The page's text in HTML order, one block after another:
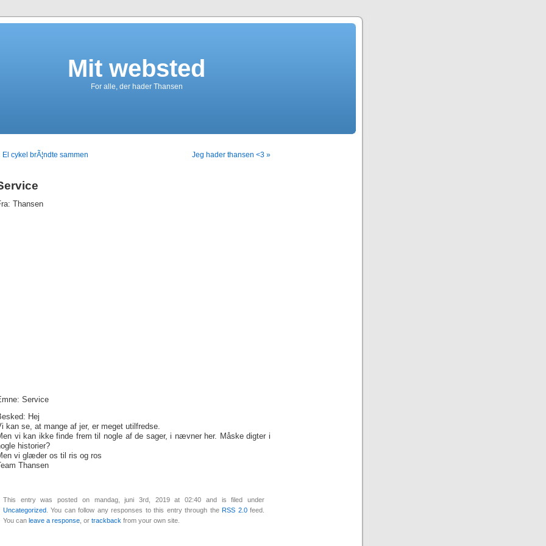
Mit websted
For alle, der hader Thansen
El cykel brÃ¦ndte sammen Jeg hader thansen <3 »
Thansen
Service
Hej
kan se, at mange af jer, er meget utilfredse.
vi kan ikke finde frem til nogle af de sager, i nævner her. Måske digter i
historier?
vi glæder os til ris og ros
Thansen
This entry was posted on mandag, juni 3rd, 2019 at 02:40 and is filed under
Uncategorized . You can follow any responses to this entry through the RSS 2.0feed.
You can leave a response , or trackback from your own site.